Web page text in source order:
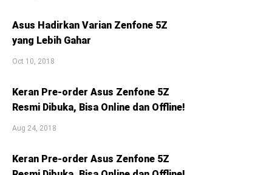
Asus Hadirkan Varian Zenfone 5Z
yang Lebih Gahar
Oct 10, 2018
Keran Pre-order Asus Zenfone 5Z
Resmi Dibuka, Bisa Online dan Offline!
Aug 24, 2018
Keran Pre-order Asus Zenfone 5Z